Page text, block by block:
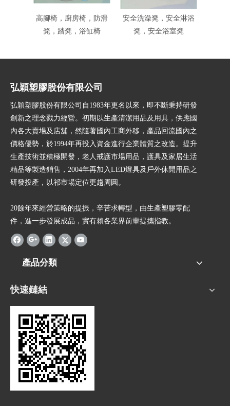
高腳椅，廚房椅，防滑
凳，踏凳，浴缸椅
安全洗澡凳，安全淋浴
凳，安全浴室凳
弘穎塑膠股份有限公司
弘穎塑膠股份有限公司自1983年更名以來，即不斷秉持研發
創新之理念戮力經營。初期以生產清潔用品及用具，供應國
內各大賣場及店舖，然隨著國內工商外移，產品回流國內之
價格優勢，於1994年再投入資金進行企業體質之改造。提升
生產技術並積極開發，老人戒護市場用品，護具及家居生活
精品等製造銷售，2004年再加入LED燈具及戶外休閒用品之
研發投產，以祁市場定位更趨周圓。
20餘年來經營策略的提振，辛苦求轉型，由生產塑膠零配
件，進一步發展成品，實有賴各業界前輩提攜指教。
產品分類
快速鏈結